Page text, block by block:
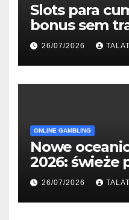
Slots para
bonus sem
26/07/2026
ONLINE GAMBLING
Nowe
2026: świeże
studia
26/07/2026